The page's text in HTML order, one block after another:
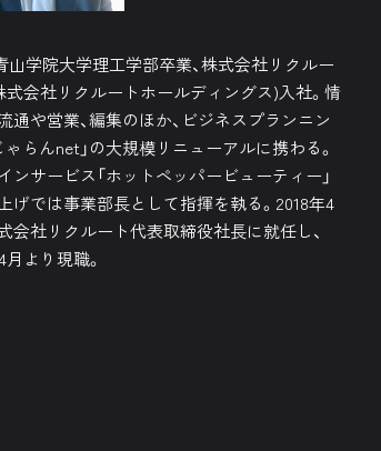
山学院大学理工学部卒業、株式会社リクルー
式会社リクルートホールディングス)入社。情
通や営業、編集のほか、ビジネスプランニン
ゃらんnet」の大規模リニューアルに携わる。
ンサービス「ホットペッパービューティー」
げでは事業部長として指揮を執る。2018年4
会社リクルート代表取締役社長に就任し、
より現職。